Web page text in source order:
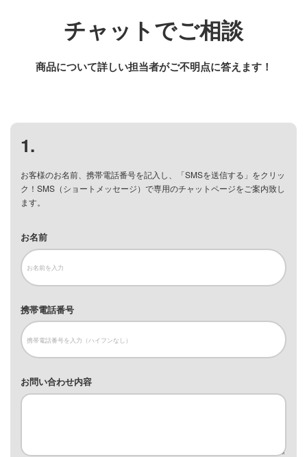
チャットでご相談
商品について詳しい担当者がご不明点に答えます！
1.
お客様のお名前、携帯電話番号を記入し、「SMSを送信する」をクリッ
ク！SMS（ショートメッセージ）で専用のチャットページをご案内致し
ます。
お名前
携帯電話番号
お問い合わせ内容